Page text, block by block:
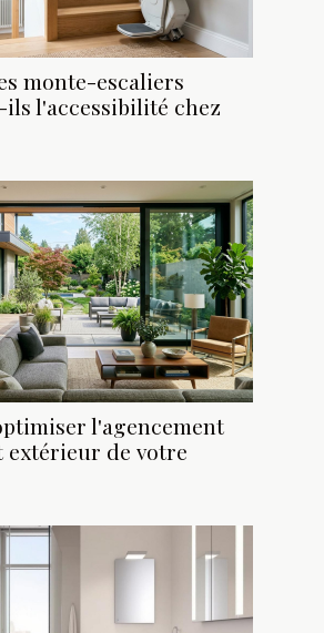
monte-escaliers
l'accessibilité chez
l'agencement
de votre